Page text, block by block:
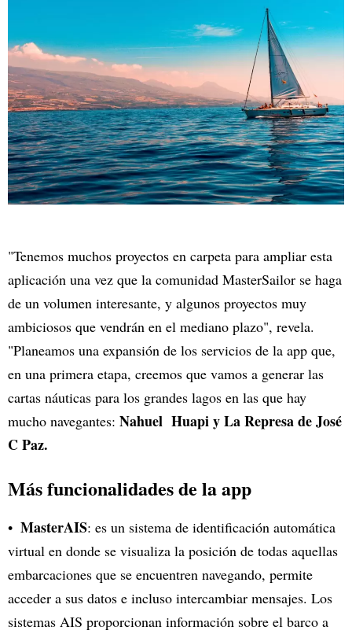
"Tenemos muchos proyectos en carpeta para ampliar esta
aplicación una vez que la comunidad MasterSailor se haga
de un volumen interesante, y algunos proyectos muy
ambiciosos que vendrán en el mediano plazo", revela.
"Planeamos una expansión de los servicios de la app que,
en una primera etapa, creemos que vamos a generar las
cartas náuticas para los grandes lagos en las que hay
mucho navegantes: Nahuel Huapi y La Represa de José
C Paz.
Más funcionalidades de la app
MasterAIS: es un sistema de identificación automática
virtual en donde se visualiza la posición de todas aquellas
embarcaciones que se encuentren navegando, permite
acceder a sus datos e incluso intercambiar mensajes. Los
sistemas AIS proporcionan información sobre el barco a